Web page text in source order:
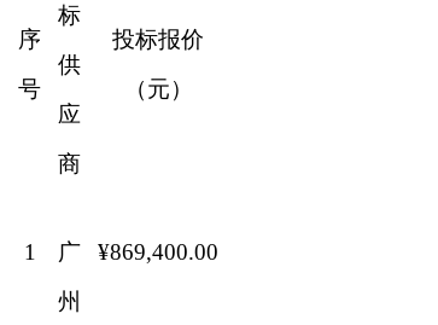
序
号
标
供
应
商
投标报价
（元）
1
广
州
¥869,400.00